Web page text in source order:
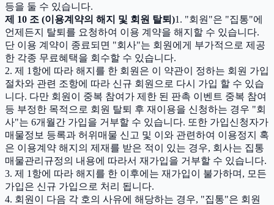
등을 둘 수 있습니다.
제 10 조 (이용계약의 해지 및 회원 탈퇴)1. "회원"은 "집통"에
언제든지 탈퇴를 요청하여 이용 계약을 해지할 수 있습니다.
단 이용 계약이 종료되면 "회사"는 회원에게 부가적으로 제공
한 각종 무료혜택을 회수할 수 있습니다.
2. 제 1항에 따라 해지를 한 회원은 이 약관이 정하는 회원 가입
절차와 관련 조항에 따라 신규 회원으로 다시 가입 할 수 있습
니다. 다만 회원이 중복 참여가 제한 된 판촉 이벤트 중복 참여
등 부정한 목적으로 회원 탈퇴 후 재이용을 신청하는 경우 "회
사"는 6개월간 가입을 거부할 수 있습니다. 또한 가입신청자가
매물정보 등록과 허위매물 신고 및 이와 관련하여 이용정지 혹
은 이용계약 해지의 제재를 받은 적이 있는 경우, 회사는 집통
매물관리규정의 내용에 따라서 재가입을 거부할 수 있습니다.
3. 제 1항에 따라 해지를 한 이후에는 재가입이 불가하며, 모든
가입은 신규 가입으로 처리 됩니다.
4. 회원이 다음 각 호의 사유에 해당하는 경우, "집통"은 회원